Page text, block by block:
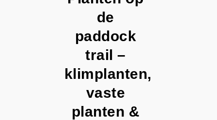
de
paddock
trail –
klimplanten,
vaste
planten &